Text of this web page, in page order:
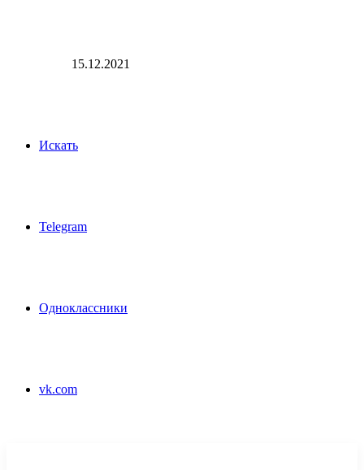
15.12.2021
Искать
Telegram
Одноклассники
vk.com